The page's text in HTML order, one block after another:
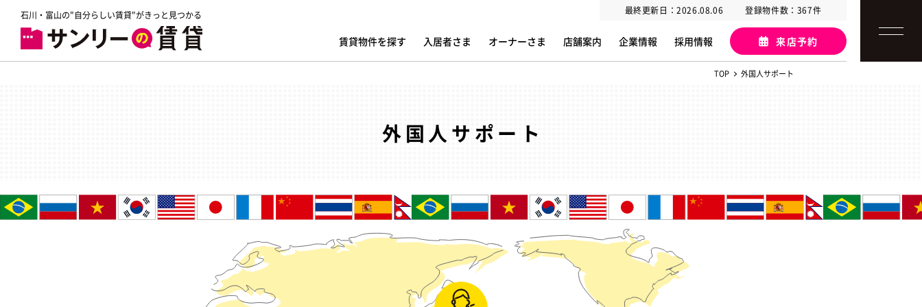
石川・富山の"自分らしい賃貸"がきっと見つかる 最終更新日：2026.08.06 登録物件数：367件
賃貸物件を探す 入居者さま オーナーさま 店舗案内 企業情報 採用情報 来店予約
TOP 外国人サポート
外国人サポート